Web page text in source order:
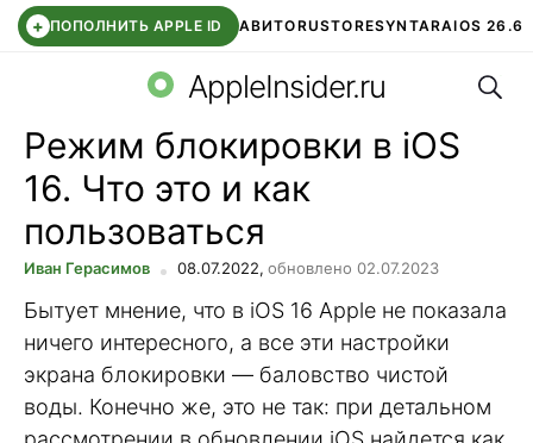
+ ПОПОЛНИТЬ APPLE ID АВИТОRUSTORESYNTARAIOS 26.6
СБЕР КИДС ЧАТ ROBLOXВТБ ОНЛАЙН
AppleInsider.ru
Режим блокировки в iOS
16. Что это и как
пользоваться
Иван Герасимов 08.07.2022, обновлено 02.07.2023
Бытует мнение, что в iOS 16 Apple не показала
ничего интересного, а все эти настройки
экрана блокировки — баловство чистой
воды. Конечно же, это не так: при детальном